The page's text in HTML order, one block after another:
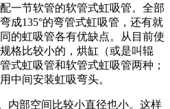
一节软管的软管式虹吸管。全部
成135°的弯管式虹吸管，还有就
的虹吸管各有优缺点。从目前使
格比较小的，烘缸（或是叫辊
式虹吸管和软管式虹吸管两种；
中间安装虹吸弯头。
内部空间比较小直径也小。这样